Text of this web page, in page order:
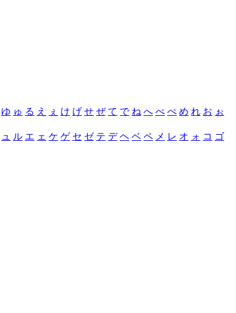
ゆ ゅ る え ぇ け げ せ ぜ て で ね へ べ ぺ め れ お ぉ
ュ ル エ ェ ケ ゲ セ ゼ テ デ ヘ ベ ペ メ レ オ ォ コ ゴ